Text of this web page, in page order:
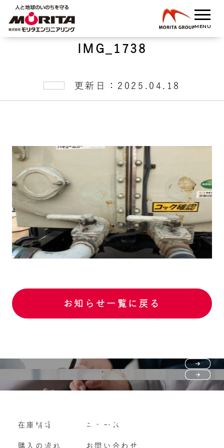
IMG_1738
更新日：2025.04.18
お知らせ一覧に戻る
購入の流れ
よくいただくご質問
Vehicle purchase
車両買い取り
在庫情報
購入の流れ
ニュース
お問い合わせ